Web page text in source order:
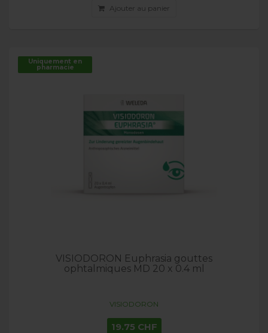
Ajouter au panier
Uniquement en
pharmacie
VISIODORON Euphrasia gouttes
ophtalmiques MD 20 x 0.4 ml
VISIODORON
19.75 CHF